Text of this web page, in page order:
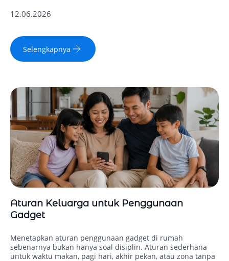
12.06.2026
Selengkapnya
Aturan Keluarga untuk Penggunaan
Gadget
Menetapkan aturan penggunaan gadget di rumah
sebenarnya bukan hanya soal disiplin. Aturan sederhana
untuk waktu makan, pagi hari, akhir pekan, atau zona tanpa